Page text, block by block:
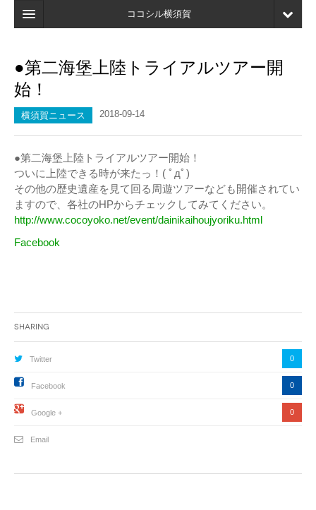
ココシル横須賀
検索
マイページ
ブックマーク
●第二海堡上陸トライアルツアー開
始！
横須賀ニュース 2018-09-14
●第二海堡上陸トライアルツアー開始！
ついに上陸できる時が来たっ！( ﾟдﾟ)
その他の歴史遺産を見て回る周遊ツアーなども開催されてい
ますので、各社のHPからチェックしてみてください。
http://www.cocoyoko.net/event/dainikaihoujyoriku.html
Facebook
Sharing
Twitter 0
Facebook 0
Google + 0
Email